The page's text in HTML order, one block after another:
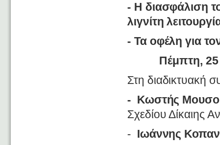
- Η διασφάλιση
λιγνίτη
- Τα οφέλη για
Πέμπτη, 25
Στη διαδικτυακή
- Κωστής
Σχεδίου Δίκαιης
- Ιωάννης